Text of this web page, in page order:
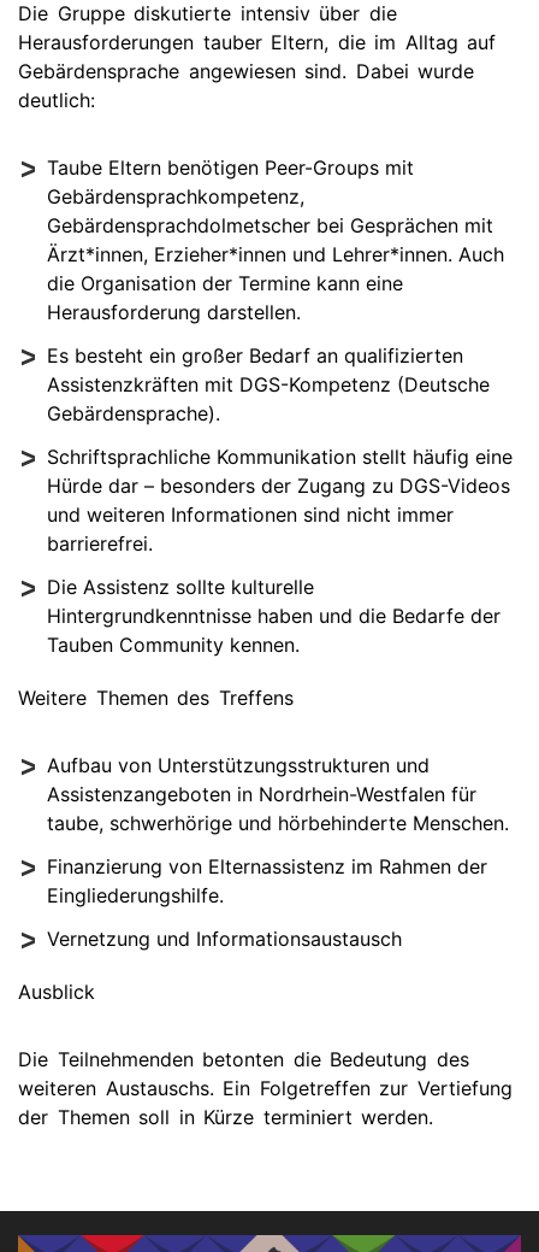
Die Gruppe diskutierte intensiv über die
Herausforderungen tauber Eltern, die im Alltag auf
Gebärdensprache angewiesen sind. Dabei wurde
deutlich:
Taube Eltern benötigen Peer-Groups mit
Gebärdensprachkompetenz,
Gebärdensprachdolmetscher bei Gesprächen mit
Ärzt*innen, Erzieher*innen und Lehrer*innen. Auch
die Organisation der Termine kann eine
Herausforderung darstellen.
Es besteht ein großer Bedarf an qualifizierten
Assistenzkräften mit DGS-Kompetenz (Deutsche
Gebärdensprache).
Schriftsprachliche Kommunikation stellt häufig eine
Hürde dar – besonders der Zugang zu DGS-Videos
und weiteren Informationen sind nicht immer
barrierefrei.
Die Assistenz sollte kulturelle
Hintergrundkenntnisse haben und die Bedarfe der
Tauben Community kennen.
Weitere Themen des Treffens
Aufbau von Unterstützungsstrukturen und
Assistenzangeboten in Nordrhein-Westfalen für
taube, schwerhörige und hörbehinderte Menschen.
Finanzierung von Elternassistenz im Rahmen der
Eingliederungshilfe.
Vernetzung und Informationsaustausch
Ausblick
Die Teilnehmenden betonten die Bedeutung des
weiteren Austauschs. Ein Folgetreffen zur Vertiefung
der Themen soll in Kürze terminiert werden.